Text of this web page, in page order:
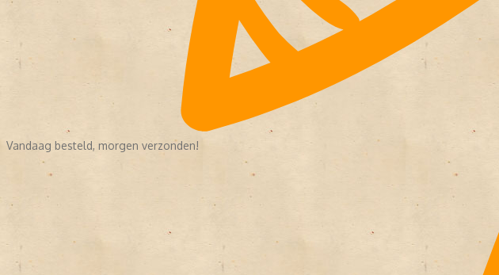
Vandaag besteld, morgen verzonden!